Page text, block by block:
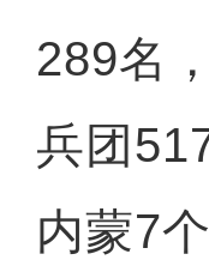
289名
兵团
内蒙7